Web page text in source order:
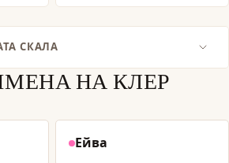
СКАЛА
НА КЛЕР
Ейва